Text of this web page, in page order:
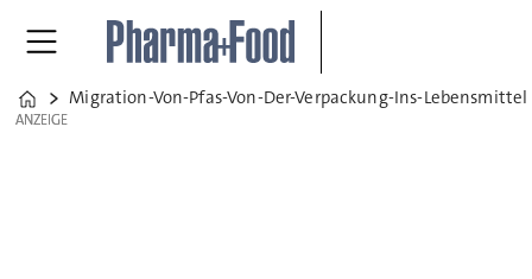
Home
Migration-Von-Pfas-Von-Der-Verpackung-Ins-Lebensmittel
ANZEIGE
ANZEIGE